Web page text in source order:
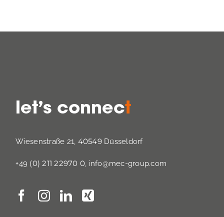
let’s connect
Wiesenstraße 21, 40549 Düsseldorf
+49 (0) 211 22970 0 info@mec-group.com